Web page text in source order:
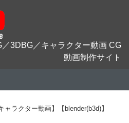
／3DBG／キャラクター動画 CG
動画制作サイト
ャラクター動画】【blender(b3d)】